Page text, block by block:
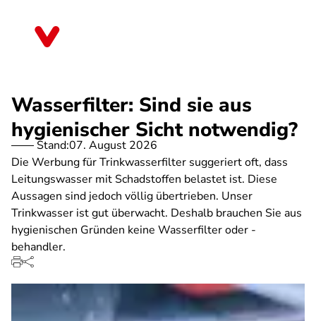
Wasserfilter: Sind sie aus
hygienischer Sicht notwendig?
Stand:07. August 2026
Die Werbung für Trinkwasserfilter suggeriert oft, dass
Leitungswasser mit Schadstoffen belastet ist. Diese
Aussagen sind jedoch völlig übertrieben. Unser
Trinkwasser ist gut überwacht. Deshalb brauchen Sie aus
hygienischen Gründen keine Wasserfilter oder -
behandler.